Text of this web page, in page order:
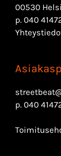
00530
p. 040
p. 040